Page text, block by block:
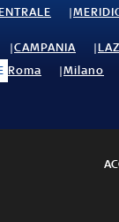
CAMPANIA
Roma Milano